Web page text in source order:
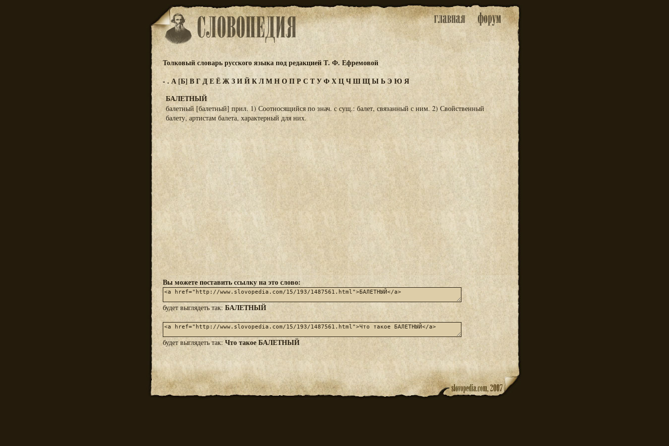
Толковый словарь русского языка под редакцией Т. Ф. Ефремовой
-. А[Б] ВГДЕЁЖЗИЙКЛМНОПР С ТУФХЦЧШЩЫЬ Э Ю Я
БАЛЕТНЫЙ
балетный [балетный] прил. 1) Соотносящийся по знач. с сущ.: балет, связанный с ним. 2) Свойственный
балету, артистам балета, характерный для них.
Вы можете поставить ссылку на это слово:
будет выглядеть так: БАЛЕТНЫЙ
будет выглядеть так:Что такое БАЛЕТНЫЙ